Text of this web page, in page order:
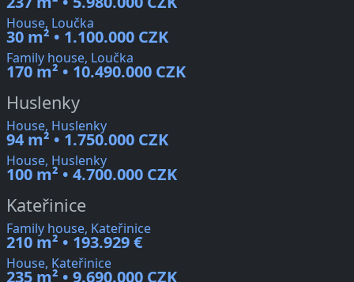
House, Loučka
30 m² • 1.100.000 CZK
Family house, Loučka
170 m² • 10.490.000 CZK
Huslenky
House, Huslenky
94 m² • 1.750.000 CZK
House, Huslenky
100 m² • 4.700.000 CZK
Kateřinice
Family house, Kateřinice
210 m² • 193.929 €
House, Kateřinice
235 m² • 9.690.000 CZK